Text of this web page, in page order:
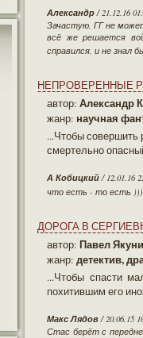
Александр/ 21.12.16
Зачастую, ГГ не
всё же решается
справился, и не знал
НЕПРОВЕРЕННЫЕ
автор: Александр
жанр: научная
...Чтобы совершить
смертельно
А Кобицкий/ 12.01.16
что есть - то есть
ДОРОГА В
автор: Павел
жанр: детектив,
...Чтобы спасти
похитившим его
Макс Лядов/ 20.06.15
Стас берёт с